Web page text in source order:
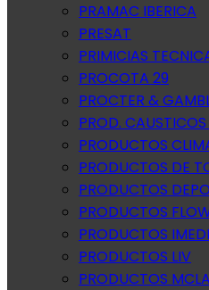
PRAMAC IBERICA
PRESAT
PRIMICIAS
PROCOTA 29
PROCTER &
PROD.
PRODUCTOS
PRODUCTOS DE
PRODUCTOS
PRODUCTOS
PRODUCTOS
PRODUCTOS LIV
PRODUCTOS